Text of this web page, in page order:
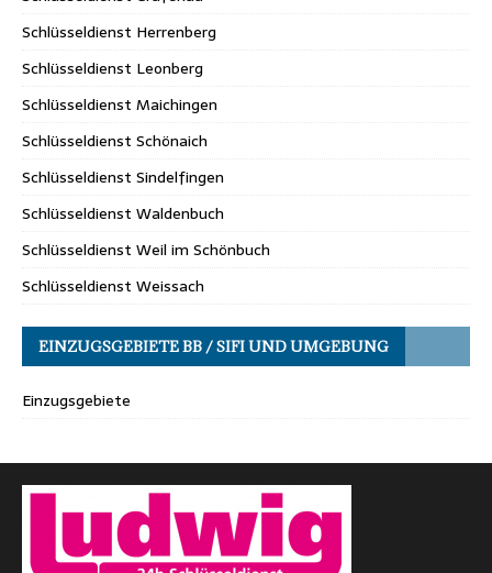
Schlüsseldienst Herrenberg
Schlüsseldienst Leonberg
Schlüsseldienst Maichingen
Schlüsseldienst Schönaich
Schlüsseldienst Sindelfingen
Schlüsseldienst Waldenbuch
Schlüsseldienst Weil im Schönbuch
Schlüsseldienst Weissach
EINZUGSGEBIETE BB / SIFI UND UMGEBUNG
Einzugsgebiete